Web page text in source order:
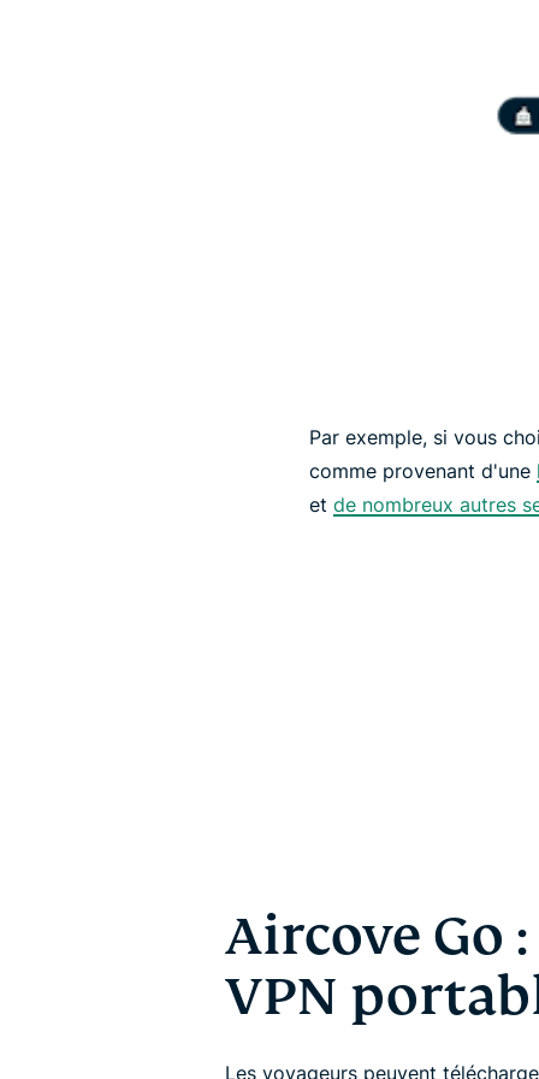
Par exemple, si vous
comme provenant d'une
et de nombreux autres
Aircove Go
VPN
Les voyageurs peuvent